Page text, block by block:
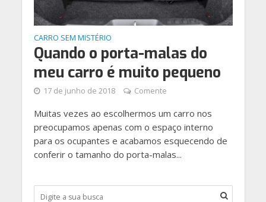
CARRO SEM MISTÉRIO
Quando o porta-malas do
meu carro é muito pequeno
17 de junho de 2018 Comente
Muitas vezes ao escolhermos um carro nos
preocupamos apenas com o espaço interno
para os ocupantes e acabamos esquecendo de
conferir o tamanho do porta-malas...